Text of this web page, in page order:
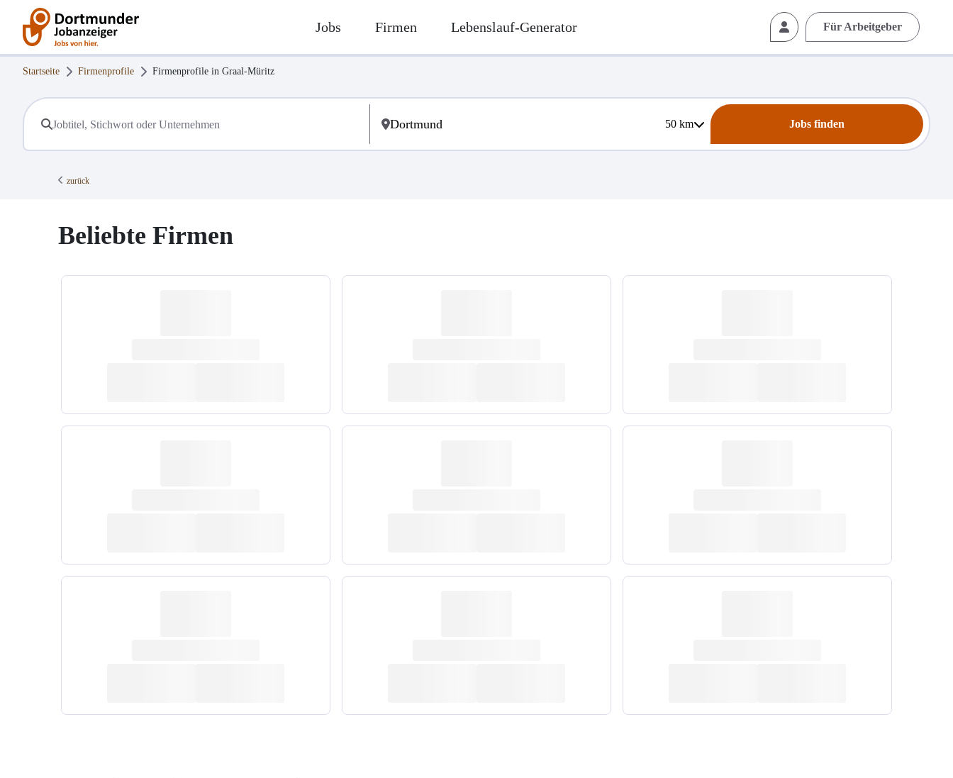
Jobs Firmen Lebenslauf-Generator Für Arbeitgeber
Startseite Firmenprofile Firmenprofile in Graal-Müritz
50km Jobs finden
zurück
Beliebte Firmen